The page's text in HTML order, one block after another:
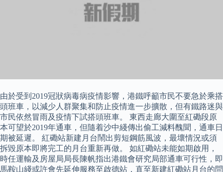
由於受到2019冠狀病毒病疫情影響，港鐵呼籲市民不要急於乘搭
頭班車，以減少人群聚集和防止疫情進一步擴散，但有鐵路迷與
市民依然冒雨及疫情下試搭頭班車。 東西走廊大圍至紅磡段原
本可望於2019年通車，但隨着沙中綫傳出偷工減料醜聞，通車日
期被延遲。 紅磡站新建月台鬧出剪短鋼筋風波，最壞情況或須
拆毀原本即將完工的月台重新再做。 如紅磡站未能如期啟用，
時任運輸及房屋局局長陳帆指出港鐵會研究局部通車可行性，即
馬鞍山綫或許會先延伸服務至啟德站，直至新建紅磡站月台的問